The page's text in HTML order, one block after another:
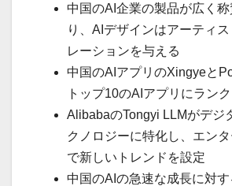
中国のAI企業の製品が広く
り、AIデザインはアーティ
レーションを与える
中国のAIアプリのXingyeと
トップ10のAIアプリにラン
AlibabaのTongyi LLMがデジ
クノロジーに特化し、エン
で新しいトレンドを設定
中国のAIの急速な成長に対